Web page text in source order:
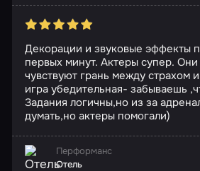
Декорации и звуковые эффекты
первых минут. Актеры супер.
чувствуют грань между страхом
игра убедительная- забываешь
Задания логичны,но из за
думать,но актеры помогали)
Перформанс
Отель